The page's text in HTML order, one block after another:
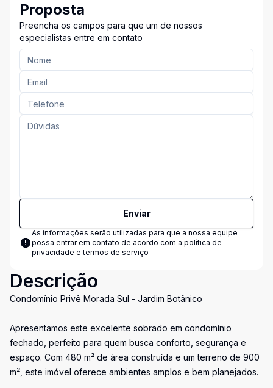
Proposta
Preencha os campos para que um de nossos
especialistas entre em contato
Enviar
As informações serão utilizadas para que a nossa equipe
possa entrar em contato de acordo com a política de
privacidade e termos de serviço
Descrição
Condomínio Privê Morada Sul - Jardim Botânico
Apresentamos este excelente sobrado em condomínio
fechado, perfeito para quem busca conforto, segurança e
espaço. Com 480 m² de área construída e um terreno de 900
m², este imóvel oferece ambientes amplos e bem planejados.